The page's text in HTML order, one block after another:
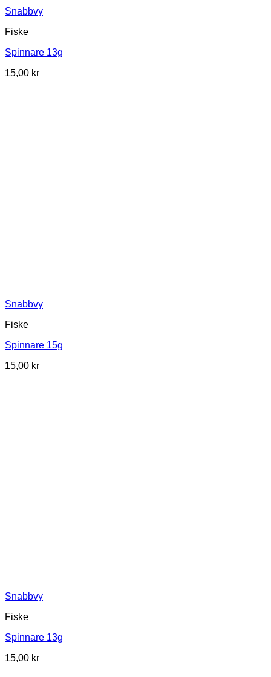
Snabbvy
Fiske
Spinnare 13g
15,00 kr
Snabbvy
Fiske
Spinnare 15g
15,00 kr
Snabbvy
Fiske
Spinnare 13g
15,00 kr